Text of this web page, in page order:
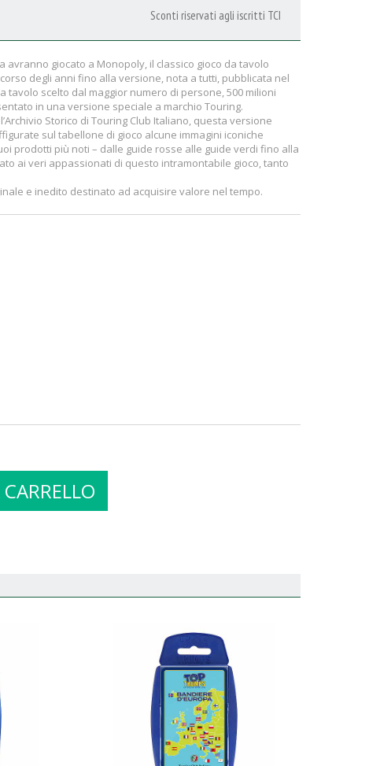
Sconti riservati agli iscritti TCI
giocato a Monopoly, il classico gioco da tavolo
degli anni fino alla versione, nota a tutti, pubblicata nel
tavolo scelto dal maggior numero di persone, 500 milioni
in una versione speciale a marchio Touring.
Storico di Touring Club Italiano, questa versione
sul tabellone di gioco alcune immagini iconiche
prodotti più noti – dalle guide rosse alle guide verdi fino alla
ai veri appassionati di questo intramontabile gioco, tanto
e inedito destinato ad acquisire valore nel tempo.